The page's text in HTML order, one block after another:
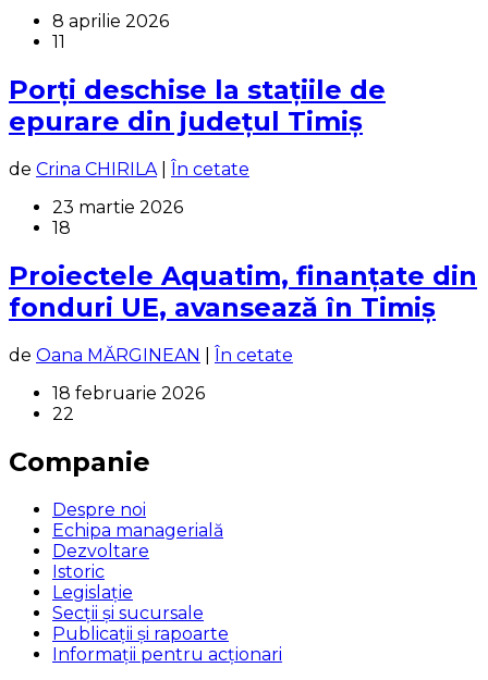
8 aprilie 2026
11
Porți deschise la stațiile de
epurare din județul Timiș
de Crina CHIRILA| În cetate
23 martie 2026
18
Proiectele Aquatim, finanțate din
fonduri UE, avansează în Timiș
de Oana MĂRGINEAN
În cetate
18 februarie 2026
22
Companie
Despre noi
Echipa managerială
Dezvoltare
Istoric
Legislaţie
Secţii şi sucursale
Publicații și rapoarte
Informații pentru acționari